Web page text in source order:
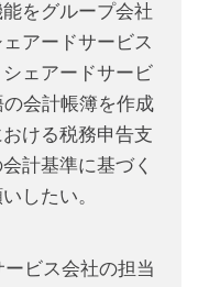
をグループ会社
アードサービス
ェアードサービ
会計帳簿を作成
ける税務申告支
計基準に基づく
したい。
ビス会社の担当